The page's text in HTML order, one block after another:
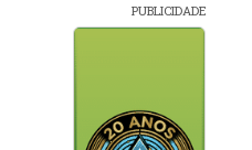
PUBLICIDADE